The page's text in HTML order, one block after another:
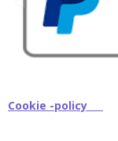
Cookie -policy